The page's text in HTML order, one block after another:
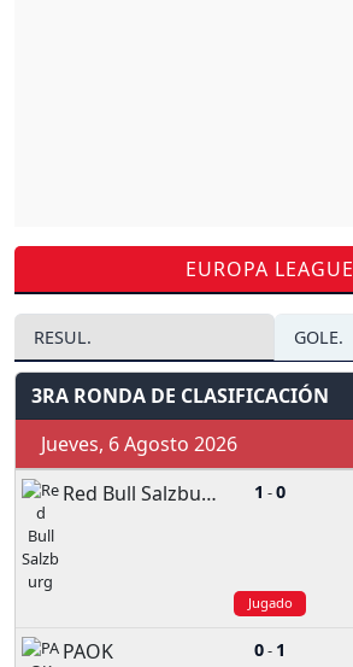
EUROPA LEAGUE
RESUL. GOLE.
3RA RONDA DE CLASIFICACIÓN
Jueves, 6 Agosto 2026
Red Bull Salzburg
1 -0
Jugado
PAOK 0- 1